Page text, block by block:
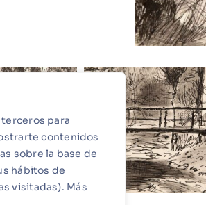
para
contenidos
sobre la base de
hábitos de
visitadas). Más